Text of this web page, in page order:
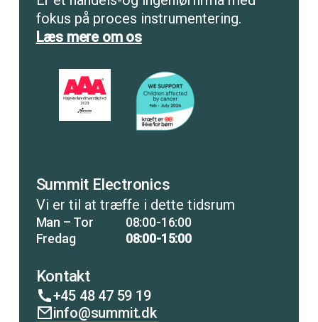
fokus på proces instrumentering.
Læs mere om os
Summit Electronics
Vi er til at træffe i dette tidsrum
Man – Tor
Fredag
08:00-16:00
08:00-15:00
Kontakt
+45 48 47 59 19
info@summit.dk